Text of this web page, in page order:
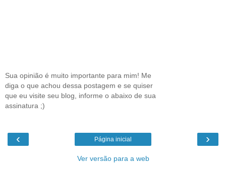
Sua opinião é muito importante para mim! Me
diga o que achou dessa postagem e se quiser
que eu visite seu blog, informe o abaixo de sua
assinatura ;)
‹ ›
Página inicial
Ver versão para a web